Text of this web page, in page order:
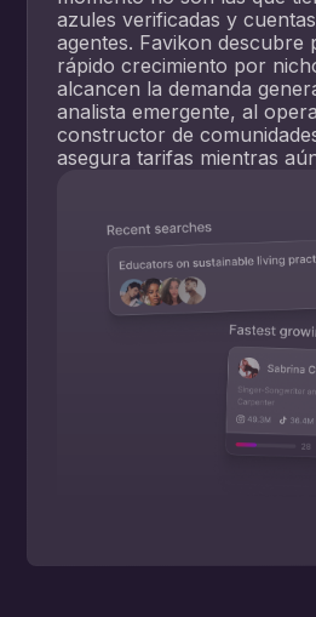
azules verificadas y
agentes. Favikon descubre
rápido crecimiento por
alcancen la demanda
analista emergente, al
constructor de
asegura tarifas mientras